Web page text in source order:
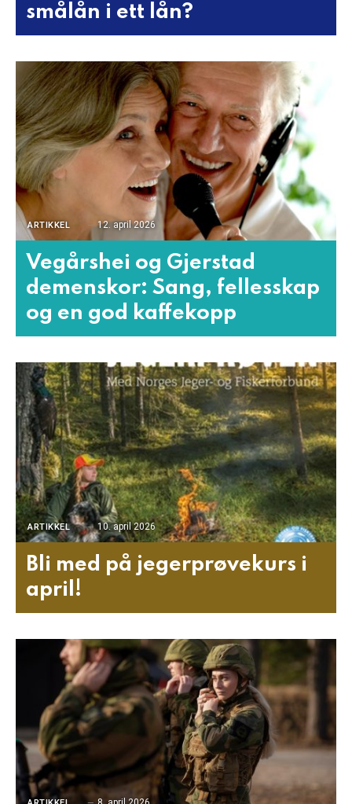
smålån i ett lån?
ARTIKKEL 12. april 2026
Vegårshei og Gjerstad
demenskor: Sang, fellesskap
og en god kaffekopp
ARTIKKEL 10. april 2026
Bli med på jegerprøvekurs i
april!